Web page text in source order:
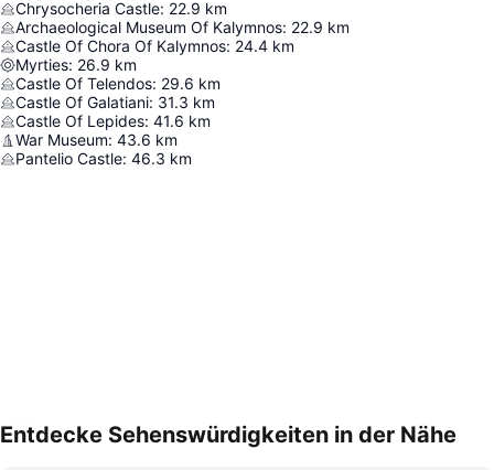
Chrysocheria Castle: 22.9 km
Archaeological Museum Of Kalymnos: 22.9 km
Castle Of Chora Of Kalymnos: 24.4 km
Myrties: 26.9 km
Castle Of Telendos: 29.6 km
Castle Of Galatiani: 31.3 km
Castle Of Lepides: 41.6 km
War Museum: 43.6 km
Pantelio Castle: 46.3 km
Entdecke Sehenswürdigkeiten in der Nähe